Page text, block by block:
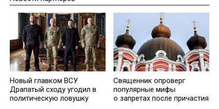
Новый главком ВСУ
Драпатый сходу угодил в
политическую ловушку
Священник опроверг
популярные мифы
о запретах после причастия